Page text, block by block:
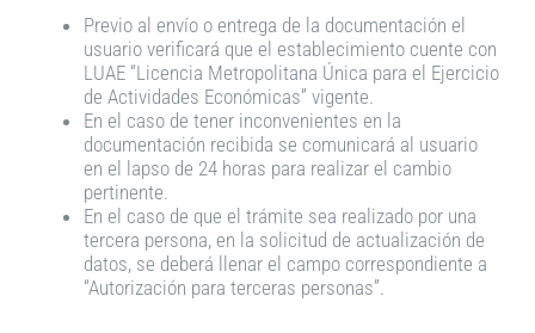
Previo al envío o entrega de la documentación el
usuario verificará que el establecimiento cuente con
LUAE “Licencia Metropolitana Única para el Ejercicio
de Actividades Económicas” vigente.
En el caso de tener inconvenientes en la
documentación recibida se comunicará al usuario
en el lapso de 24 horas para realizar el cambio
pertinente.
En el caso de que el trámite sea realizado por una
tercera persona, en la solicitud de actualización de
datos, se deberá llenar el campo correspondiente a
“Autorización para terceras personas”.